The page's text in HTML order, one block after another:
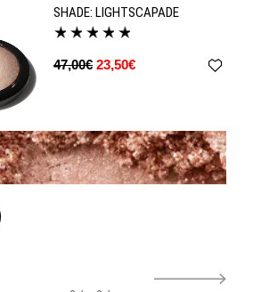
SHADE: LIGHTSCAPADE
47,00€ 23,50€